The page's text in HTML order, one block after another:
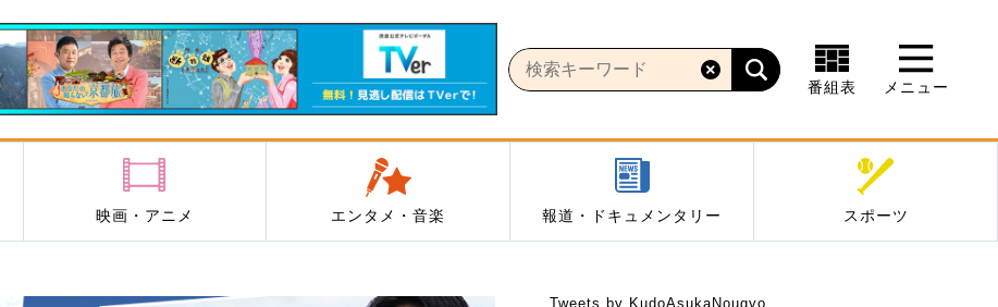
番組表 メニュー
映画・アニメ エンタメ・音楽 報道・ドキュメンタリー スポーツ
Tweets by KudoAsukaNougyo